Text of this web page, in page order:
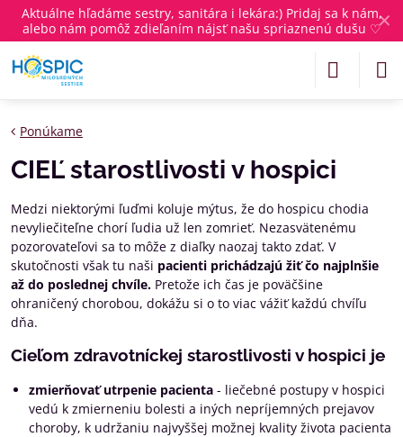
✕
Aktuálne hľadáme sestry, sanitára i lekára:) Pridaj sa k nám,
alebo nám pomôž zdieľaním nájsť našu spriaznenú dušu ♡
Ponúkame
CIEĽ starostlivosti v hospici
Medzi niektorými ľuďmi koluje mýtus, že do hospicu chodia
nevyliečiteľne chorí ľudia už len zomrieť. Nezasvätenému
pozorovateľovi sa to môže z diaľky naozaj takto zdať. V
skutočnosti však tu naši pacienti prichádzajú žiť čo najplnšie
až do poslednej chvíle. Pretože ich čas je poväčšine
ohraničený chorobou, dokážu si o to viac vážiť každú chvíľu
dňa.
Cieľom zdravotníckej starostlivosti v hospici je
zmierňovať utrpenie pacienta - liečebné postupy v hospici
vedú k zmierneniu bolesti a iných nepríjemných prejavov
choroby, k udržaniu najvyššej možnej kvality života pacienta